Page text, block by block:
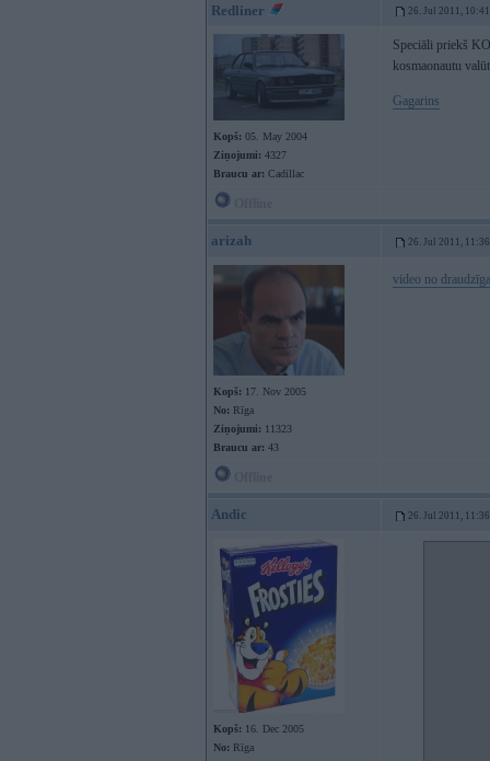
Redliner 26. Jul 2011, 10:41
Kopš: 05. May 2004
Ziņojumi: 4327
Braucu ar: Cadillac
Speciāli priekš
kosmaonautu
Gagarins
arizah 26. Jul 2011, 11:36
Kopš: 17. Nov 2005
No: Rīga
Ziņojumi: 11323
Braucu ar: 43
video no
Andic 26. Jul 2011, 11:36
Kopš: 16. Dec 2005
No: Rīga